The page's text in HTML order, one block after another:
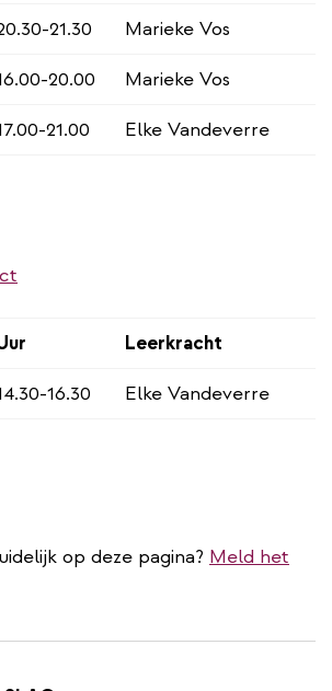
21.30
Marieke Vos
20.00
Marieke Vos
21.00 Elke Vandeverre
Leerkracht
16.30 Elke Vandeverre
op deze pagina? Meld het